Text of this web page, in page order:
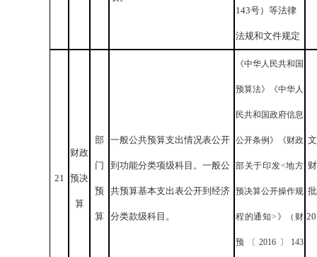
143号）等法律
法规和文件规定
21
财政
预决
算
部
门
预
算
一般公共预算支出情况表公开
到功能分类项级科目。一般公
共预算基本支出表公开到经济
分类款级科目。
《中华人民共和国
预算法》《中华人
民共和国政府信息
公开条例》《财政
部关于印发<地方
预决算公开操作规
程的通知>》（财
预〔2016〕143